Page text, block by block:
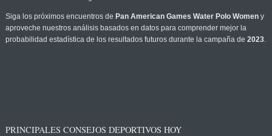
Siga los próximos encuentros de Pan American Games Water Polo Womeny
aproveche nuestros análisis basados en datos para comprender mejor la
probabilidad estadística de los resultados futuros durante la campaña de 2023.
PRINCIPALES CONSEJOS DEPORTIVOS HOY